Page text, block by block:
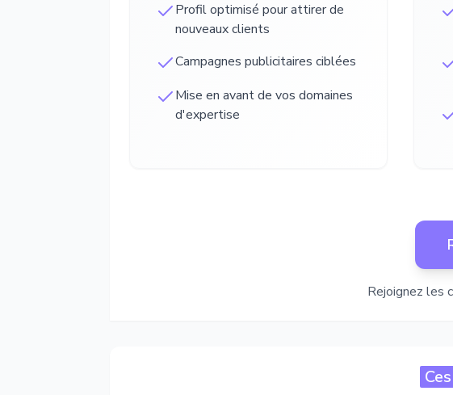
Profil optimisé pour attirer de
nouveaux clients
Campagnes publicitaires ciblées
Mise en avant de vos domaines
d'expertise
Rejoignez les